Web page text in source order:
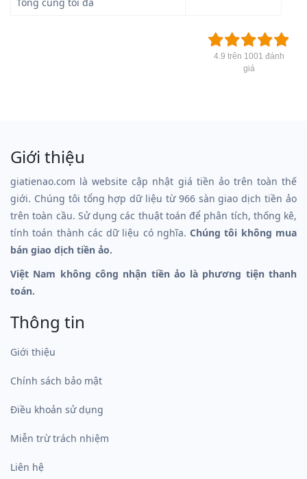
4.9 trên 1001 đánh
giá
Giới thiệu
giatienao.com là website cập nhật giá tiền ảo trên toàn thế
giới. Chúng tôi tổng hợp dữ liệu từ 966 sàn giao dịch tiền ảo
trên toàn cầu. Sử dụng các thuật toán để phân tích, thống kê,
tính toán thành các dữ liệu có nghĩa.Chúng tôi không mua
bán giao dịch tiền ảo.
Việt Nam không công nhận tiền ảo là phương tiện thanh
toán.
Thông tin
Giới thiệu
Chính sách bảo mật
Điều khoản sử dụng
Miễn trừ trách nhiệm
Liên hệ